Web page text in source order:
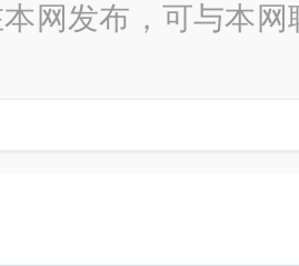
网发布，可与本